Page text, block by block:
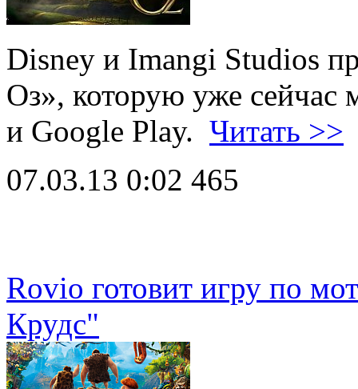
Disney и Imangi Studios
Оз», которую уже сейчас
и Google Play. Читать >>
07.03.13 0:02 465
Rovio готовит игру по
Крудс"